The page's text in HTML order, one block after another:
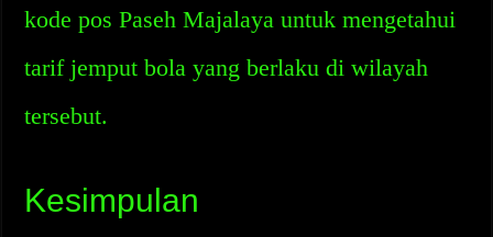
kode pos Paseh Majalaya untuk mengetahui
tarif jemput bola yang berlaku di wilayah
tersebut.
Kesimpulan